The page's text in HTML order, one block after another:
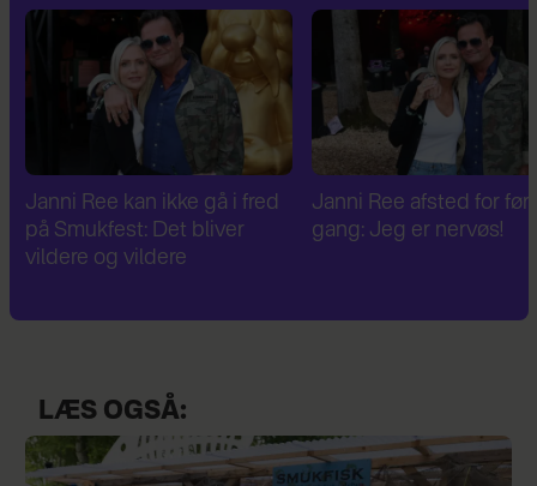
Janni Ree afsted for første
gang: Jeg er nervøs!
Janni Ree er fascineret
verdenskrig: Har
LÆS OGSÅ: